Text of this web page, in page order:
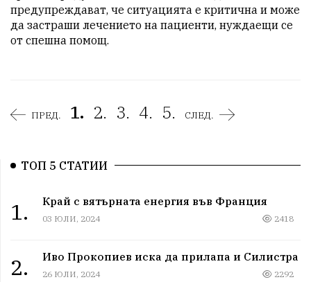
предупреждават, че ситуацията е критична и може
да застраши лечението на пациенти, нуждаещи се
от спешна помощ.
ПРЕД. 1. 2. 3. 4. 5. СЛЕД.
ТОП 5 СТАТИИ
1. Край с вятърната енергия във Франция
03 ЮЛИ, 2024 2418
2. Иво Прокопиев иска да прилапа и Силистра
26 ЮЛИ, 2024 2292